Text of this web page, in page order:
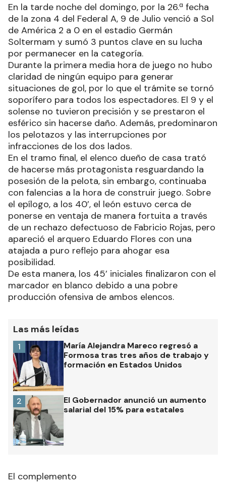
En la tarde noche del domingo, por la 26.ª fecha
de la zona 4 del Federal A, 9 de Julio venció a Sol
de América 2 a 0 en el estadio Germán
Soltermam y sumó 3 puntos clave en su lucha
por permanecer en la categoría.
Durante la primera media hora de juego no hubo
claridad de ningún equipo para generar
situaciones de gol, por lo que el trámite se tornó
soporífero para todos los espectadores. El 9 y el
solense no tuvieron precisión y se prestaron el
esférico sin hacerse daño. Además, predominaron
los pelotazos y las interrupciones por
infracciones de los dos lados.
En el tramo final, el elenco dueño de casa trató
de hacerse más protagonista resguardando la
posesión de la pelota, sin embargo, continuaba
con falencias a la hora de construir juego. Sobre
el epílogo, a los 40’, el león estuvo cerca de
ponerse en ventaja de manera fortuita a través
de un rechazo defectuoso de Fabricio Rojas, pero
apareció el arquero Eduardo Flores con una
atajada a puro reflejo para ahogar esa
posibilidad.
De esta manera, los 45’ iniciales finalizaron con el
marcador en blanco debido a una pobre
producción ofensiva de ambos elencos.
Las más leídas
María Alejandra Mareco regresó a
Formosa tras tres años de trabajo y
formación en Estados Unidos
1
El Gobernador anunció un aumento
salarial del 15% para estatales
2
El complemento